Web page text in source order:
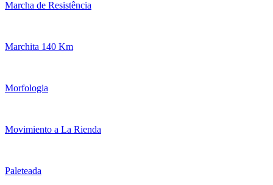
Marcha de Resistência
Marchita 140 Km
Morfologia
Movimiento a La Rienda
Paleteada